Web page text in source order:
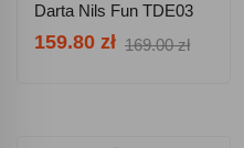
Darta Nils Fun TDE03
159.80 zł 169.00 zł